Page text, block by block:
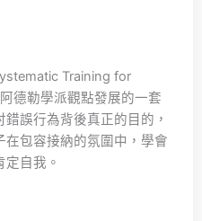
Training for
德勒學派觀點發展的一套
誤行為背後真正的目的，
包容接納的氛圍中，學會
自我。